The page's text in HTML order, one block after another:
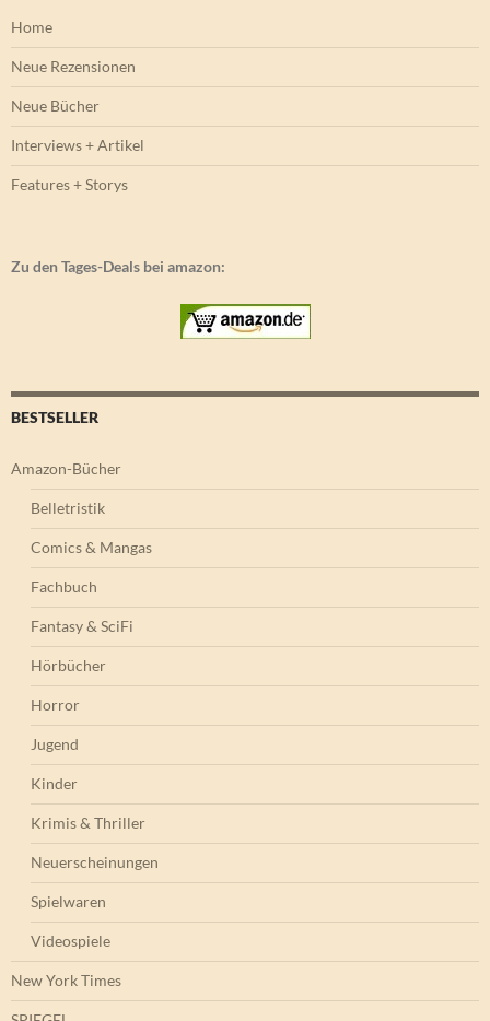
Home
Neue Rezensionen
Neue Bücher
Interviews + Artikel
Features + Storys
Zu den Tages-Deals bei amazon:
BESTSELLER
Amazon-Bücher
Belletristik
Comics & Mangas
Fachbuch
Fantasy & SciFi
Hörbücher
Horror
Jugend
Kinder
Krimis & Thriller
Neuerscheinungen
Spielwaren
Videospiele
New York Times